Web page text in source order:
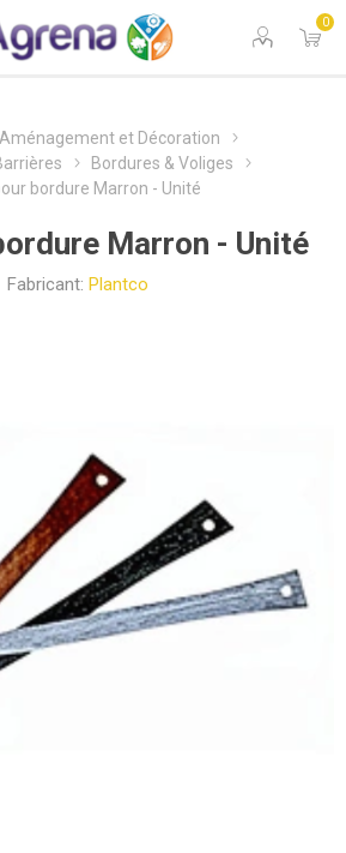
0
Aménagement et Décoration
Bordures & Voliges
bordure Marron - Unité
Marron - Unité
Fabricant: Plantco